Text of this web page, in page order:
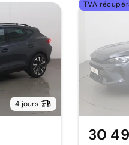
4 jours
TVA
30